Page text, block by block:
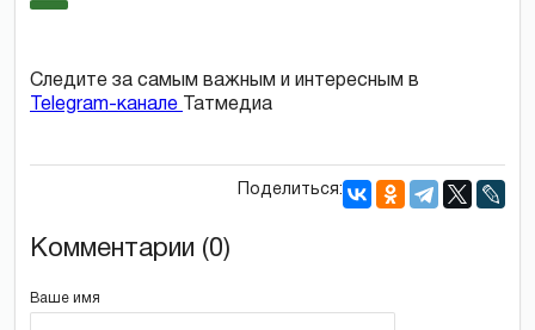
Следите за самым важным и интересным в
Telegram-канале
Татмедиа
Поделиться:
Комментарии (0)
Ваше имя